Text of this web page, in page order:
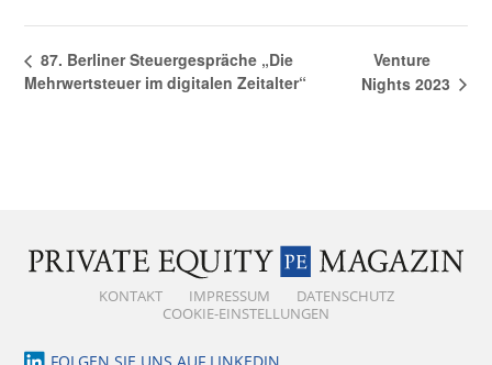
87. Berliner Steuergespräche „Die
Mehrwertsteuer im digitalen Zeitalter“
Venture
Nights 2023
KONTAKT IMPRESSUM
DATENSCHUTZ
COOKIE-EINSTELLUNGEN